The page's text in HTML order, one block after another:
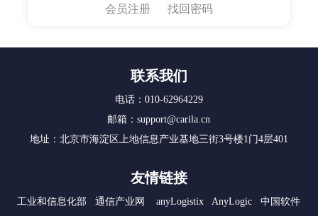
会员注册 找回密码
联系我们
电话：010-62964229
邮箱：support@carila.cn
地址：北京市海淀区上地信息产业基地三街3号楼1门4层401
友情链接
工业和信息化部 通信产业网 anyLogistix AnyLogic 中国软件